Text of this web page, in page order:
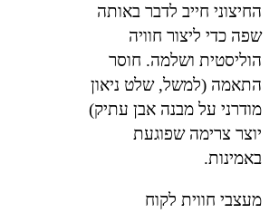
החיצוני חייב לדבר באותה
שפה כדי ליצור חוויה
הוליסטית ושלמה. חוסר
התאמה (למשל, שלט ניאון
מודרני על מבנה אבן עתיק)
יוצר צרימה שפוגעת
באמינות.
מעצבי חווית לקוח